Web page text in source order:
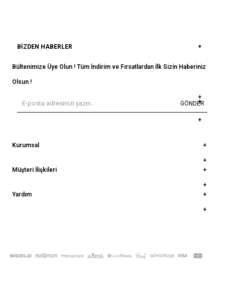
BIZDEN HABERLER
Bültenimize Üye Olun ! Tüm İndirim ve Fırsatlardan İlk Sizin Haberiniz
Olsun !
GÖNDER
Kurumsal
Müşteri İlişkileri
Yardım